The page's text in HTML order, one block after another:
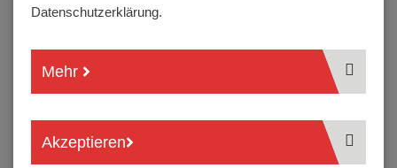
Datenschutzerklärung.
Mehr
Akzeptieren